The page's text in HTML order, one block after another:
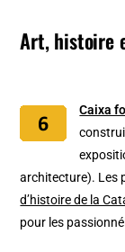
Art, histoire
Caixa
architecture). Les
d’histoire de la
pour les